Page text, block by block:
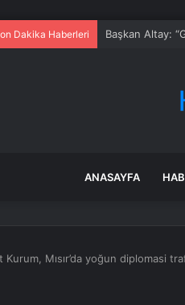
Dakika Haberleri Başkan Altay:
ANASAYFA
Kurum, Mısır’da yoğun diplomasi